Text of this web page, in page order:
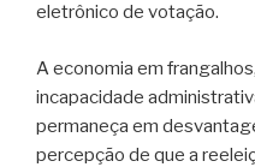
eletrônico de votação.
A economia em
incapacidade
permaneça em
percepção de que a